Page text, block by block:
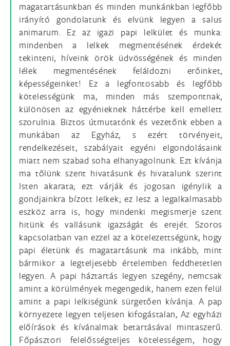
magatartásunkban és minden munkánkban legfőbb
irányító gondolatunk és elvünk legyen a salus
animarum. Ez az igazi papi lelkület és munka:
mindenben a lelkek megmentésének érdekét
tekinteni, híveink örök üdvösségének és minden
lélek megmentésének feláldozni erőinket,
képességeinket! Ez a legfontosabb és legfőbb
kötelességünk ma, minden más szempontnak,
különösen az egyénieknek háttérbe kell emellett
szorulnia. Biztos útmutatónk és vezetőnk ebben a
munkában az Egyház, s ezért törvényeit,
rendelkezéseit, szabályait egyéni elgondolásaink
miatt nem szabad soha elhanyagolnunk. Ezt kívánja
ma tőlünk szent hivatásunk és hivatalunk szerint
Isten akarata; ezt várják és jogosan igénylik a
gondjainkra bízott lelkek; ez lesz a legalkalmasabb
eszköz arra is, hogy mindenki megismerje szent
hitünk és vallásunk igazságát és erejét. Szoros
kapcsolatban van ezzel az a kötelezettségünk, hogy
papi életünk és magatartásunk ma inkább, mint
bármikor a legteljesebb értelemben feddhetetlen
legyen. A papi háztartás legyen szegény, nemcsak
amint a körülmények megengedik, hanem ezen felül
amint a papi lelkiségünk sürgetően kívánja. A pap
környezete legyen teljesen kifogástalan, Az egyházi
előírások és kívánalmak betartásával mintaszerű.
Főpásztori felelősségteljes kötelességem, hogy